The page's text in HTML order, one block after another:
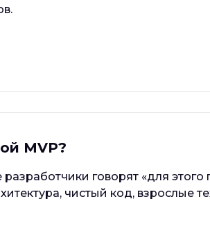
MVP?
говорят «для
чистый код, взрослые